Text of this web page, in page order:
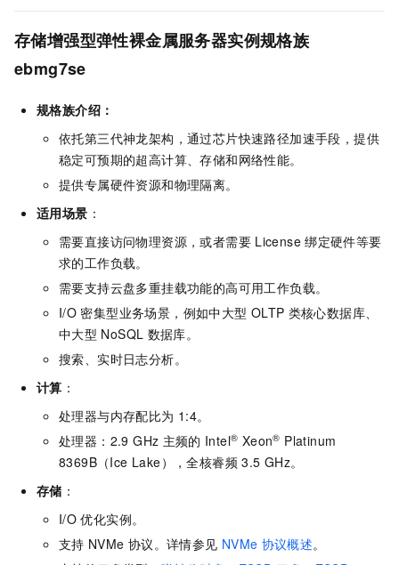
存储增强型弹性裸金属服务器实例规格族
ebmg7se
规格族介绍：
依托第三代神龙架构，通过芯片快速路径加速手段，提供
稳定可预期的超高计算、存储和网络性能。
提供专属硬件资源和物理隔离。
适用场景 ：
需要直接访问物理资源，或者需要 License 绑定硬件等要
求的工作负载。
需要支持云盘多重挂载功能的高可用工作负载。
I/O 密集型业务场景，例如中大型 OLTP 类核心数据库、
中大型 NoSQL 数据库。
搜索、实时日志分析。
计算 ：
处理器与内存配比为 1:4。
处理器：2.9 GHz 主频的 Intel® Xeon® Platinum
8369B（Ice Lake），全核睿频 3.5 GHz。
存储 ：
I/O 优化实例。
支持 NVMe 协议。详情参见 NVMe 协议概述。